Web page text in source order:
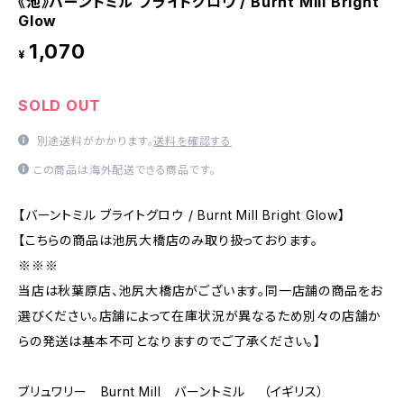
Glow
¥ 1,070
SOLD OUT
別途送料がかかります。送料を確認する
この商品は海外配送できる商品です。
【バーントミル ブライトグロウ / Burnt Mill Bright Glow】
【こちらの商品は池尻大橋店のみ取り扱っております。
※※※
当店は秋葉原店、池尻大橋店がございます。同一店舗の商品をお
選びください。店舗によって在庫状況が異なるため別々の店舗か
らの発送は基本不可となりますのでご了承ください。】
ブリュワリー Burnt Mill バーントミル （イギリス）